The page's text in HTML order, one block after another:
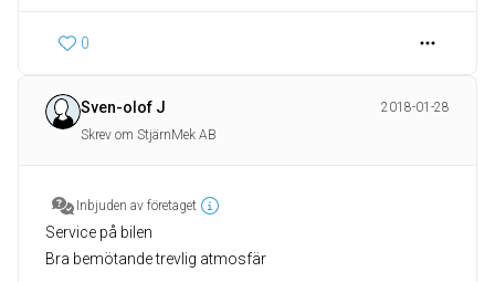
0
Sven-olof J
2018-01-28
Skrev om StjärnMek AB
Inbjuden av företaget
Service på bilen
Bra bemötande trevlig atmosfär